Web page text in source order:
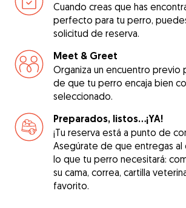
Cuando creas que has
perfecto para tu perro,
solicitud de reserva.
Meet & Greet
Organiza un encuentro previo
de que tu perro encaja bien
seleccionado.
Preparados, listos...¡YA!
¡Tu reserva está a punto de
Asegúrate de que entregas
lo que tu perro necesitará:
su cama, correa, cartilla
favorito.